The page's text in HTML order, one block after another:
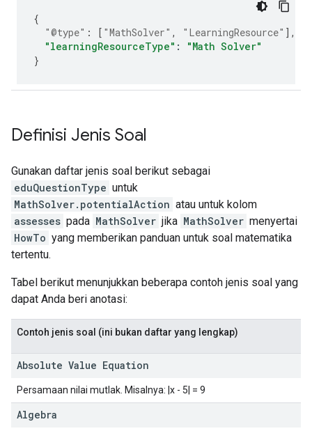
{
"@type" : [ "MathSolver" , "LearningResource" ],
"learningResourceType" :
"Math Solver"
}
Definisi Jenis Soal
Gunakan daftar jenis soal berikut sebagai
eduQuestionType untuk
MathSolver.potentialAction atau untuk kolom
assesses pada MathSolver jika MathSolver menyertai
HowTo yang memberikan panduan untuk soal matematika
tertentu.
Tabel berikut menunjukkan beberapa contoh jenis soal yang
dapat Anda beri anotasi:
Contoh jenis soal (ini bukan daftar yang lengkap)
Absolute Value Equation
Persamaan nilai mutlak. Misalnya: |x - 5| = 9
Algebra